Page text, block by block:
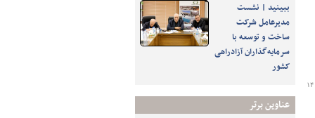
ببینید | نشست
مدیرعامل شرکت
ساخت و توسعه با
سرمایه‌گذاران آزادراهی
کشور
عناوین برتر